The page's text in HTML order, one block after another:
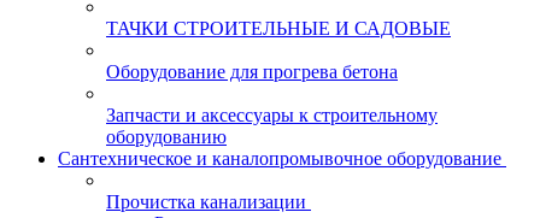
ТАЧКИ СТРОИТЕЛЬНЫЕ И САДОВЫЕ
Оборудование для прогрева бетона
Запчасти и аксессуары к строительному
оборудованию
Сантехническое и каналопромывочное оборудование
Прочистка канализации